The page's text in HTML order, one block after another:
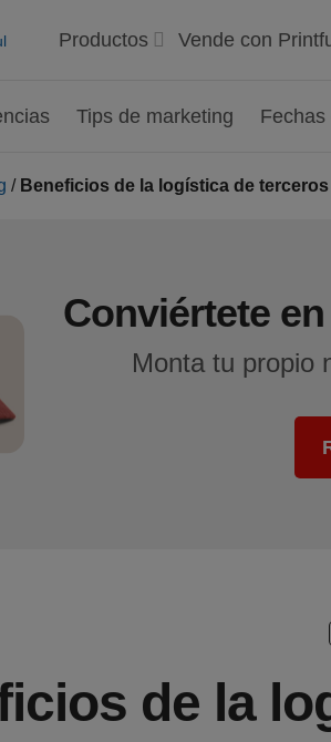
Productos Vende con
Tips de marketing Fechas
/ Beneficios de la logística de
Conviértete
Monta tu propio
de la